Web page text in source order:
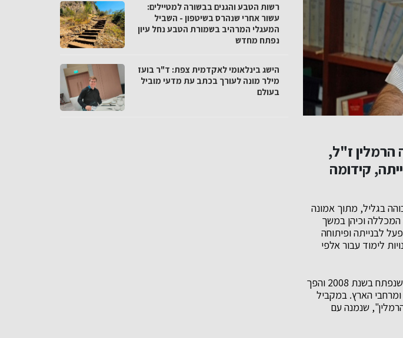
ז"ל,
קידומה
בגליל, מתוך אמונה
המכללה וכיהן במשך
לבנייתה ופיתוחה
לימוד עבור אלפי
אחד המהלכים המשמעותיים בהם היה שותף היה הקמת בית הספר למשפטים במכללה, שנפתח בשנת 2008 והפך
הארץ. במקביל
שנמנה עם
רשות הטבע והגנים בבשורה למטיילים:
עשור אחרי שנהרס בשיטפון - השביל
המעגלי המרהיב בשמורת הטבע נחל עיון
נפתח מחדש
הישג בינלאומי לאקדמית צפת: ד"ר בועז
מילר מונה לעורך בכתב עת מדעי מוביל
בעולם